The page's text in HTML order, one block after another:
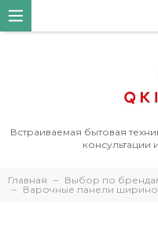
Встраиваемая бытовая
Главная Выбор по
Варочные панели